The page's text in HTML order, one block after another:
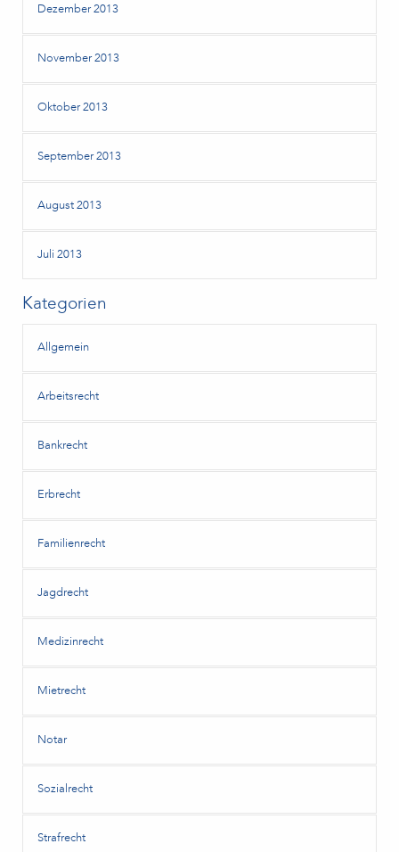
Dezember 2013
November 2013
Oktober 2013
September 2013
August 2013
Juli 2013
Kategorien
Allgemein
Arbeitsrecht
Bankrecht
Erbrecht
Familienrecht
Jagdrecht
Medizinrecht
Mietrecht
Notar
Sozialrecht
Strafrecht